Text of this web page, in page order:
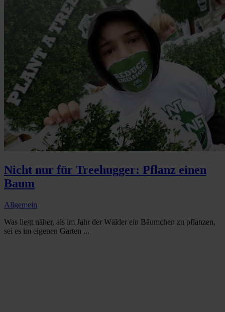
Nicht nur für Treehugger: Pflanz einen
Baum
Allgemein
Was liegt näher, als im Jahr der Wälder ein Bäumchen zu pflanzen,
sei es im eigenen Garten ...